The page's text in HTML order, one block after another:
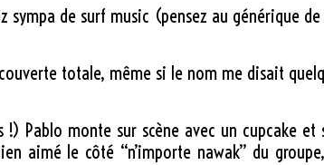
sympa de surf music (pensez au générique de
totale, même si le nom me disait
Pablo monte sur scène avec un cupcake et
aimé le côté “n’importe nawak” du